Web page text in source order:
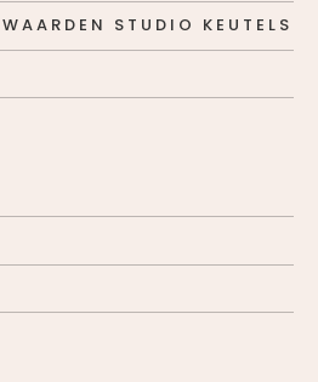
STUDIO KEUTELS